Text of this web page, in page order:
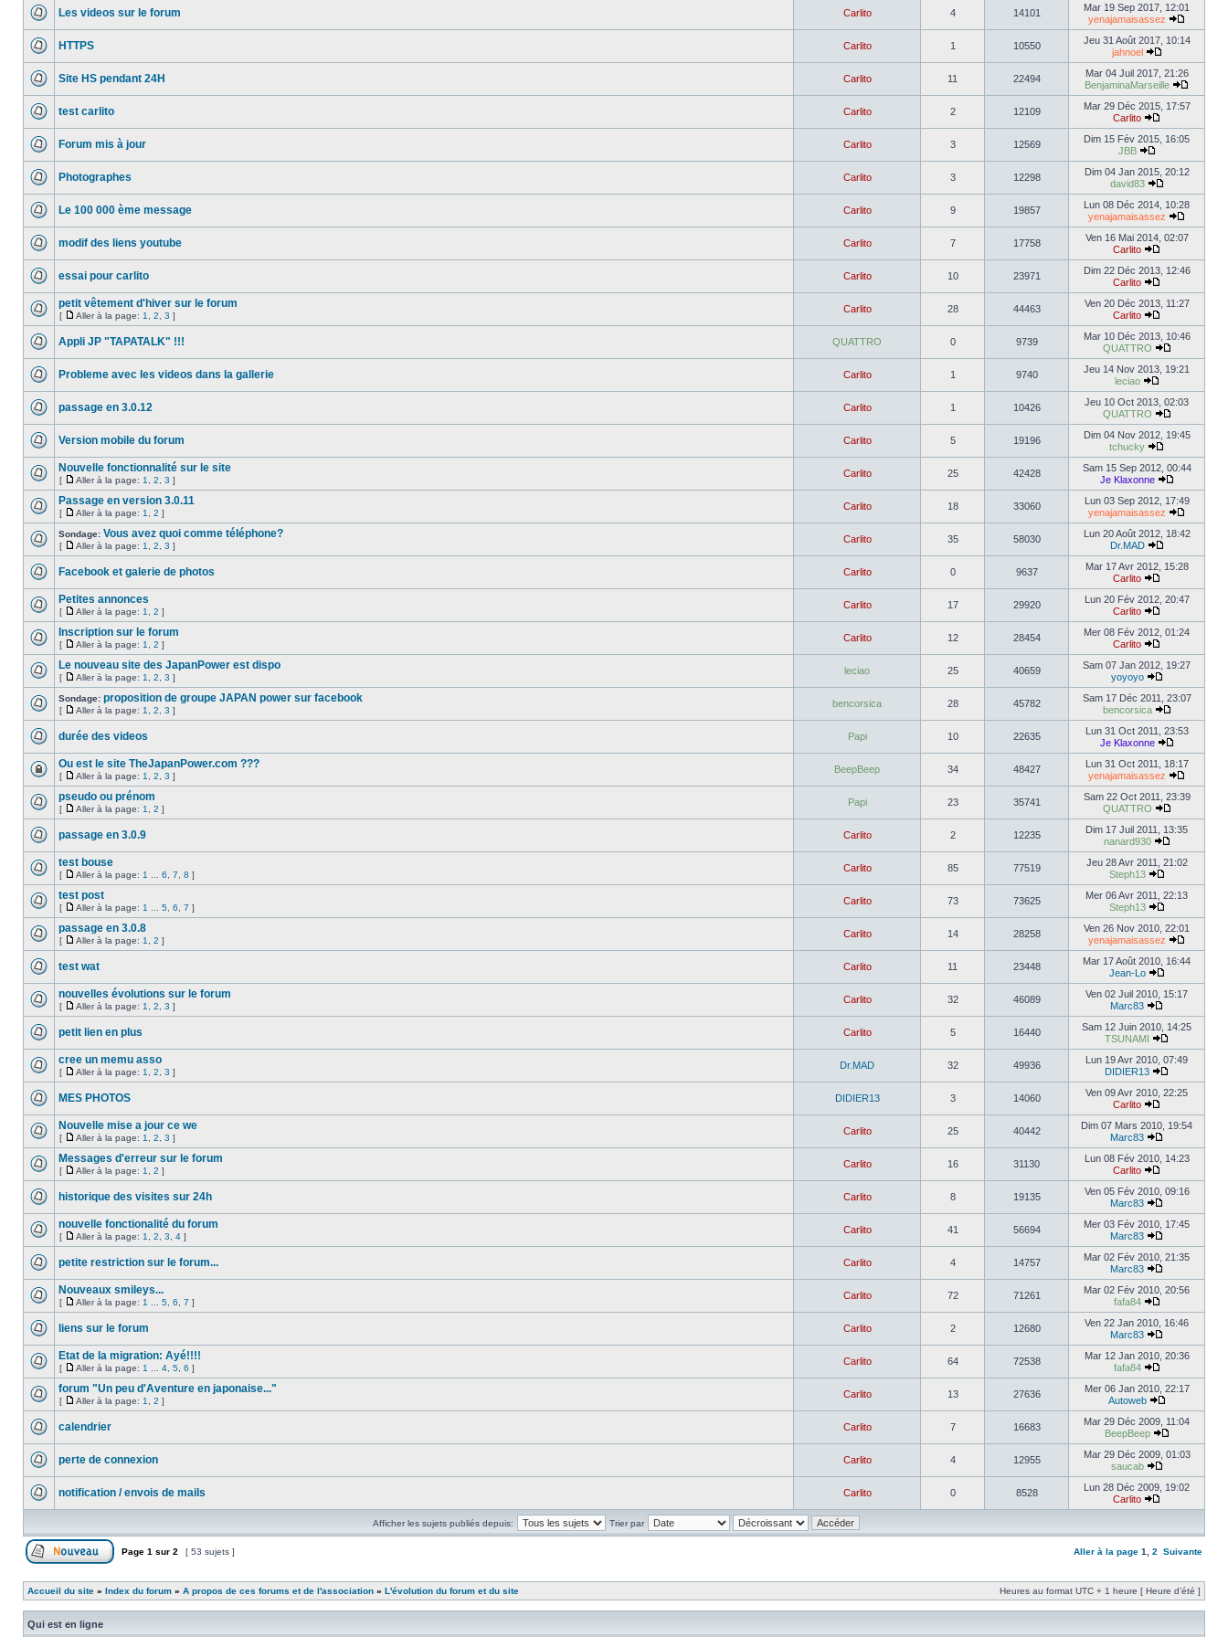
Les videos sur le forum Carlito 4 14101
Mar 19 Sep 2017, 12:01
yenajamaisassez
HTTPS Carlito 1 10550
Jeu 31 Août 2017, 10:14
jahnoel
Site HS pendant 24H Carlito 11 22494
Mar 04 Juil 2017, 21:26
BenjaminaMarseille
test carlito Carlito 2 12109
Mar 29 Déc 2015, 17:57
Carlito
Forum mis à jour Carlito 3 12569
Dim 15 Fév 2015, 16:05
JBB
Photographes Carlito 3 12298
Dim 04 Jan 2015, 20:12
david83
Le 100 000 ème message Carlito 9 19857
Lun 08 Déc 2014, 10:28
yenajamaisassez
modif des liens youtube Carlito 7 17758
Ven 16 Mai 2014, 02:07
Carlito
essai pour carlito Carlito 10 23971
Dim 22 Déc 2013, 12:46
Carlito
petit vêtement d'hiver sur le forum
[ Aller à la page: 1 2 3 ]
Carlito 28 44463
Ven 20 Déc 2013, 11:27
Carlito
Appli JP "TAPATALK" !!! QUATTRO 0 9739
Mar 10 Déc 2013, 10:46
QUATTRO
Probleme avec les videos dans la gallerie Carlito 1 9740
Jeu 14 Nov 2013, 19:21
leciao
passage en 3.0.12 Carlito 1 10426
Jeu 10 Oct 2013, 02:03
QUATTRO
Version mobile du forum Carlito 5 19196
Dim 04 Nov 2012, 19:45
tchucky
Nouvelle fonctionnalité sur le site
[ Aller à la page: 1 2 3 ]
Carlito 25 42428
Sam 15 Sep 2012, 00:44
Je Klaxonne
Passage en version 3.0.11
[ Aller à la page: 1 2 ]
Carlito 18 33060
Lun 03 Sep 2012, 17:49
yenajamaisassez
Sondage: Vous avez quoi comme téléphone?
[ Aller à la page: 1 2 3 ]
Carlito 35 58030
Lun 20 Août 2012, 18:42
Dr.MAD
Facebook et galerie de photos Carlito 0 9637
Mar 17 Avr 2012, 15:28
Carlito
Petites annonces
[ Aller à la page: 1 2 ]
Carlito 17 29920
Lun 20 Fév 2012, 20:47
Carlito
Inscription sur le forum
[ Aller à la page: 1 2 ]
Carlito 12 28454
Mer 08 Fév 2012, 01:24
Carlito
Le nouveau site des JapanPower est dispo
[ Aller à la page: 1 2 3 ]
leciao 25 40659
Sam 07 Jan 2012, 19:27
yoyoyo
Sondage: proposition de groupe JAPAN power sur facebook
[ Aller à la page: 1 2 3 ]
bencorsica 28 45782
Sam 17 Déc 2011, 23:07
bencorsica
durée des videos Papi 10 22635
Lun 31 Oct 2011, 23:53
Je Klaxonne
Ou est le site TheJapanPower.com ???
[ Aller à la page: 1 2 3 ]
BeepBeep 34 48427
Lun 31 Oct 2011, 18:17
yenajamaisassez
pseudo ou prénom
[ Aller à la page: 1 2 ]
Papi 23 35741
Sam 22 Oct 2011, 23:39
QUATTRO
passage en 3.0.9 Carlito 2 12235
Dim 17 Juil 2011, 13:35
nanard930
test bouse
[ Aller à la page: 1 6 7 8 ]
Carlito 85 77519
Jeu 28 Avr 2011, 21:02
Steph13
test post
[ Aller à la page: 1 5 6 7 ]
Carlito 73 73625
Mer 06 Avr 2011, 22:13
Steph13
passage en 3.0.8
[ Aller à la page: 1 2 ]
Carlito 14 28258
Ven 26 Nov 2010, 22:01
yenajamaisassez
test wat Carlito 11 23448
Mar 17 Août 2010, 16:44
Jean-Lo
nouvelles évolutions sur le forum
[ Aller à la page: 1 2 3 ]
Carlito 32 46089
Ven 02 Juil 2010, 15:17
Marc83
petit lien en plus Carlito 5 16440
Sam 12 Juin 2010, 14:25
TSUNAMI
cree un memu asso
[ Aller à la page: 1 2 3 ]
Dr.MAD 32 49936
Lun 19 Avr 2010, 07:49
DIDIER13
MES PHOTOS DIDIER13 3 14060
Ven 09 Avr 2010, 22:25
Carlito
Nouvelle mise a jour ce we
[ Aller à la page: 1 2 3 ]
Carlito 25 40442
Dim 07 Mars 2010, 19:54
Marc83
Messages d'erreur sur le forum
[ Aller à la page: 1 2 ]
Carlito 16 31130
Lun 08 Fév 2010, 14:23
Carlito
historique des visites sur 24h Carlito 8 19135
Ven 05 Fév 2010, 09:16
Marc83
nouvelle fonctionalité du forum
[ Aller à la page: 1 2 3 4 ]
Carlito 41 56694
Mer 03 Fév 2010, 17:45
Marc83
petite restriction sur le forum... Carlito 4 14757
Mar 02 Fév 2010, 21:35
Marc83
Nouveaux smileys...
[ Aller à la page: 1 5 6 7 ]
Carlito 72 71261
Mar 02 Fév 2010, 20:56
fafa84
liens sur le forum Carlito 2 12680
Ven 22 Jan 2010, 16:46
Marc83
Etat de la migration: Ayé!!!!
[ Aller à la page: 1 4 5 6 ]
Carlito 64 72538
Mar 12 Jan 2010, 20:36
fafa84
forum "Un peu d'Aventure en japonaise..."
[ Aller à la page: 1 2 ]
Carlito 13 27636
Mer 06 Jan 2010, 22:17
Autoweb
calendrier Carlito 7 16683
Mar 29 Déc 2009, 11:04
BeepBeep
perte de connexion Carlito 4 12955
Mar 29 Déc 2009, 01:03
saucab
notification / envois de mails Carlito 0 8528
Lun 28 Déc 2009, 19:02
Carlito
Afficher les sujets publiés depuis: Trier par
Page 1 sur 2 [ 53 sujets ] Aller à la page 1 2 Suivante
Accueil du site » Index du forum » A propos de ces forums et de l'association » L'évolution du forum et du site Heures au format UTC + 1 heure [ Heure d’été ]
Qui est en ligne